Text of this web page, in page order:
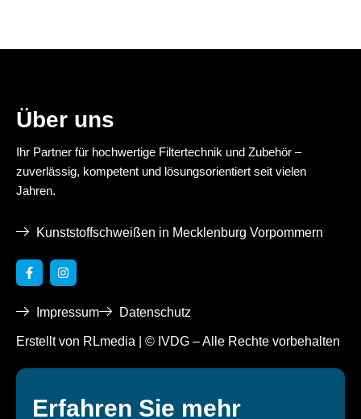
Über uns
Ihr Partner für hochwertige Filtertechnik und Zubehör –
zuverlässig, kompetent und lösungsorientiert seit vielen
Jahren.
Kunststoffschweißen in Mecklenburg Vorpommern
F
a
c
b
o
k
I
n
s
a
r
a
Impressum Datenschutz
Erstellt von RLmedia | © IVDG – Alle Rechte vorbehalten
Erfahren Sie mehr